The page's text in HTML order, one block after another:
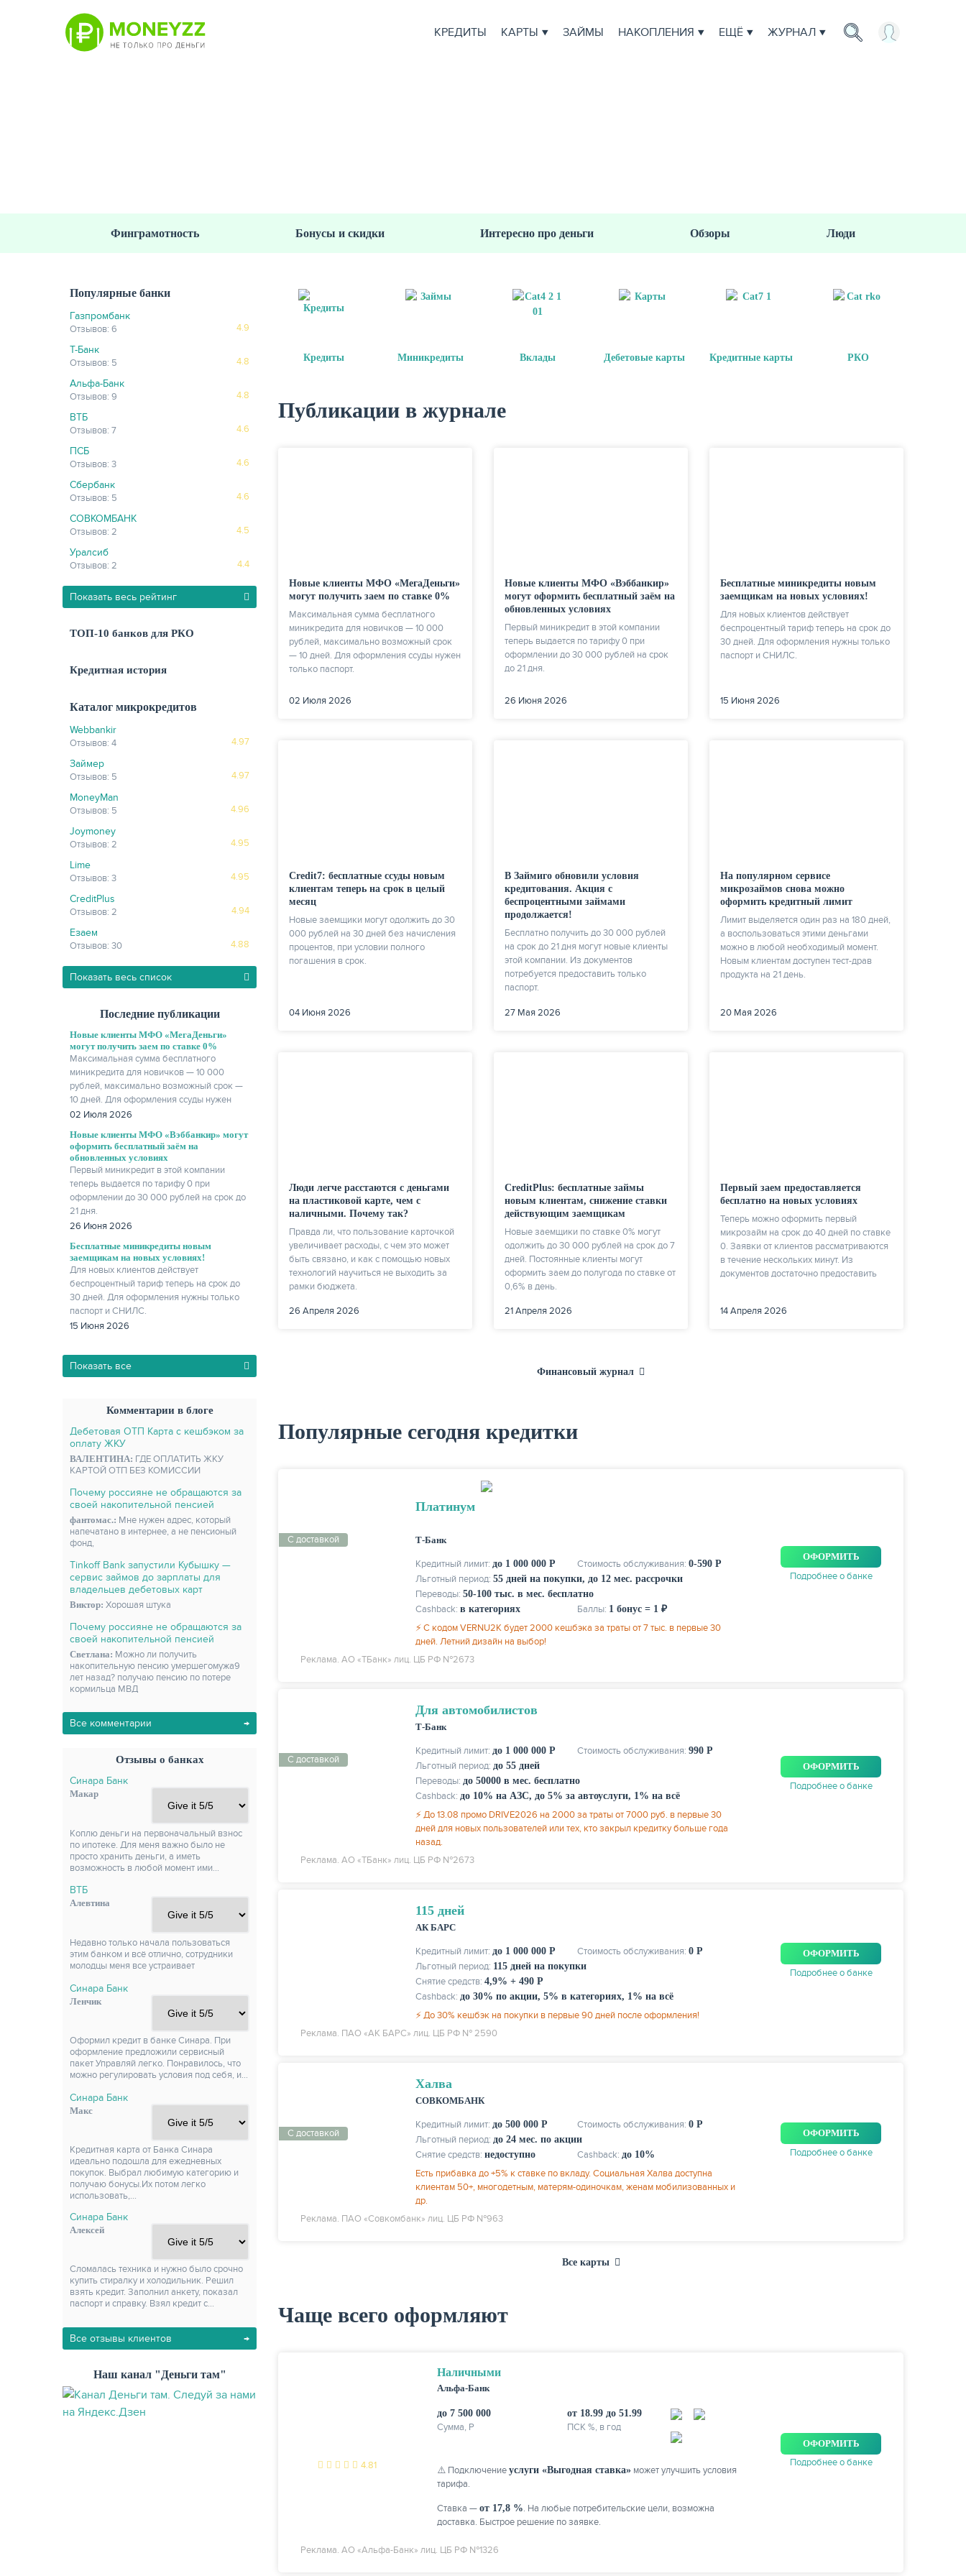
КРЕДИТЫ КАРТЫ ЗАЙМЫ НАКОПЛЕНИЯ ЕЩЁ ЖУРНАЛ
Финграмотность Бонусы и скидки Интересно про деньги Обзоры Люди
Популярные банки
Газпромбанк
4.9
Отзывов: 6
Т-Банк
4.8
Отзывов: 5
Альфа-Банк
4.8
Отзывов: 9
ВТБ
4.6
Отзывов: 7
ПСБ
4.6
Отзывов: 3
Сбербанк
4.6
Отзывов: 5
СОВКОМБАНК
4.5
Отзывов: 2
Уралсиб
4.4
Отзывов: 2
Показать весь рейтинг
ТОП-10 банков для РКО
Кредитная история
Каталог микрокредитов
Webbankir
4.97
Отзывов: 4
Займер
4.97
Отзывов: 5
MoneyMan
4.96
Отзывов: 5
Joymoney
4.95
Отзывов: 2
Lime
4.95
Отзывов: 3
CreditPlus
4.94
Отзывов: 2
Езаем
4.88
Отзывов: 30
Показать весь список
Последние публикации
Новые клиенты МФО «МегаДеньги»
могут получить заем по ставке 0%
Максимальная сумма бесплатного
миникредита для новичков — 10 000
рублей, максимально возможный срок —
10 дней. Для оформления ссуды нужен
только паспорт.
02 Июля 2026
Новые клиенты МФО «Вэббанкир» могут
оформить бесплатный заём на
обновленных условиях
Первый миникредит в этой компании
теперь выдается по тарифу 0 при
оформлении до 30 000 рублей на срок до
21 дня.
26 Июня 2026
Бесплатные миникредиты новым
заемщикам на новых условиях!
Для новых клиентов действует
беспроцентный тариф теперь на срок до
30 дней. Для оформления нужны только
паспорт и СНИЛС.
15 Июня 2026
Показать все
Комментарии в блоге
Дебетовая ОТП Карта с кешбэком за
оплату ЖКУ
ВАЛЕНТИНА: ГДЕ ОПЛАТИТЬ ЖКУ
КАРТОЙ ОТП БЕЗ КОМИССИИ
Почему россияне не обращаются за
своей накопительной пенсией
фантомас.: Мне нужен адрес, который
напечатано в интернее, а не пенсионый
фонд,
Tinkoff Bank запустили Кубышку —
сервис займов до зарплаты для
владельцев дебетовых карт
Виктор: Хорошая штука
Почему россияне не обращаются за
своей накопительной пенсией
Светлана: Можно ли получить
накопительную пенсию умершегомужа9
лет назад? получаю пенсию по потере
кормильца МВД
Все комментарии
Отзывы о банках
Синара Банк
Макар
Коплю деньги на первоначальный взнос
по ипотеке. Для меня важно было не
просто хранить деньги, а иметь
возможность в любой момент ими…
ВТБ
Алевтина
Недавно только начала пользоваться
этим банком и всё отлично, сотрудники
молодцы меня все устраивает
Синара Банк
Ленчик
Оформил кредит в банке Синара. При
оформление предложили сервисный
пакет Управляй легко. Понравилось, что
можно регулировать условия под себя, и…
Синара Банк
Макс
Кредитная карта от Банка Синара
идеально подошла для ежедневных
покупок. Выбрал любимую категорию и
получаю бонусы.Их потом легко
использовать,…
Синара Банк
Алексей
Сломалась техника и нужно было срочно
купить стиралку и холодильник. Решил
взять кредит. Заполнил анкету, показал
паспорт и справку. Взял кредит с…
Все отзывы клиентов
Наш канал "Деньги там"
Кредиты Миникредиты Вклады Дебетовые карты Кредитные карты РКО
Публикации в журнале
Новые клиенты МФО «МегаДеньги»
могут получить заем по ставке 0%
Максимальная сумма бесплатного
миникредита для новичков — 10 000
рублей, максимально возможный срок
— 10 дней. Для оформления ссуды нужен
только паспорт.
02 Июля 2026
Новые клиенты МФО «Вэббанкир»
могут оформить бесплатный заём на
обновленных условиях
Первый миникредит в этой компании
теперь выдается по тарифу 0 при
оформлении до 30 000 рублей на срок
до 21 дня.
26 Июня 2026
Бесплатные миникредиты новым
заемщикам на новых условиях!
Для новых клиентов действует
беспроцентный тариф теперь на срок до
30 дней. Для оформления нужны только
паспорт и СНИЛС.
15 Июня 2026
Credit7: бесплатные ссуды новым
клиентам теперь на срок в целый
месяц
Новые заемщики могут одолжить до 30
000 рублей на 30 дней без начисления
процентов, при условии полного
погашения в срок.
04 Июня 2026
В Займиго обновили условия
кредитования. Акция с
беспроцентными займами
продолжается!
Бесплатно получить до 30 000 рублей
на срок до 21 дня могут новые клиенты
этой компании. Из документов
потребуется предоставить только
паспорт.
27 Мая 2026
На популярном сервисе
микрозаймов снова можно
оформить кредитный лимит
Лимит выделяется один раз на 180 дней,
а воспользоваться этими деньгами
можно в любой необходимый момент.
Новым клиентам доступен тест-драв
продукта на 21 день.
20 Мая 2026
Люди легче расстаются с деньгами
на пластиковой карте, чем с
наличными. Почему так?
Правда ли, что пользование карточкой
увеличивает расходы, с чем это может
быть связано, и как с помощью новых
технологий научиться не выходить за
рамки бюджета.
26 Апреля 2026
CreditPlus: бесплатные займы
новым клиентам, снижение ставки
действующим заемщикам
Новые заемщики по ставке 0% могут
одолжить до 30 000 рублей на срок до 7
дней. Постоянные клиенты могут
оформить заем до полугода по ставке от
0,6% в день.
21 Апреля 2026
Первый заем предоставляется
бесплатно на новых условиях
Теперь можно оформить первый
микрозайм на срок до 40 дней по ставке
0. Заявки от клиентов рассматриваются
в течение нескольких минут. Из
документов достаточно предоставить
14 Апреля 2026
Финансовый журнал
Популярные сегодня кредитки
Платинум
С доставкой Т-Банк
Кредитный лимит: до 1 000 000 Р Стоимость обслуживания: 0-590 Р
Льготный период: 55 дней на покупки, до 12 мес. рассрочки
Переводы: 50-100 тыс. в мес. бесплатно
Cashback: в категориях Баллы: 1 бонус = 1 ₽
⚡ С кодом VERNU2K будет 2000 кешбэка за траты от 7 тыс. в первые 30
дней. Летний дизайн на выбор!
ОФОРМИТЬ
Подробнее о банке
Реклама. АО «ТБанк» лиц. ЦБ РФ №2673
Для автомобилистов
С доставкой
Т-Банк
Кредитный лимит: до 1 000 000 Р Стоимость обслуживания: 990 Р
Льготный период: до 55 дней
Переводы: до 50000 в мес. бесплатно
Cashback: до 10% на АЗС, до 5% за автоуслуги, 1% на всё
⚡ До 13.08 промо DRIVE2026 на 2000 за траты от 7000 руб. в первые 30
дней для новых пользователей или тех, кто закрыл кредитку больше года
назад.
ОФОРМИТЬ
Подробнее о банке
Реклама. АО «ТБанк» лиц. ЦБ РФ №2673
115 дней
АК БАРС
Кредитный лимит: до 1 000 000 Р Стоимость обслуживания: 0 Р
Льготный период: 115 дней на покупки
Снятие средств: 4,9% + 490 Р
Cashback: до 30% по акции, 5% в категориях, 1% на всё
⚡ До 30% кешбэк на покупки в первые 90 дней после оформления!
ОФОРМИТЬ
Подробнее о банке
Реклама. ПАО «АК БАРС» лиц. ЦБ РФ № 2590
Халва
С доставкой
СОВКОМБАНК
Кредитный лимит: до 500 000 Р Стоимость обслуживания: 0 Р
Льготный период: до 24 мес. по акции
Снятие средств: недоступно Cashback: до 10%
Есть прибавка до +5% к ставке по вкладу. Социальная Халва доступна
клиентам 50+, многодетным, матерям-одиночкам, женам мобилизованных и
др.
ОФОРМИТЬ
Подробнее о банке
Реклама. ПАО «Совкомбанк» лиц. ЦБ РФ №963
Все карты
Чаще всего оформляют
4.81
Наличными
Альфа-Банк
до 7 500 000
Сумма, P
от 18.99 до 51.99
ПСК %, в год
⚠️ Подключение услуги «Выгодная ставка» может улучшить условия
тарифа.
Ставка — от 17,8 %. На любые потребительские цели, возможна
доставка. Быстрое решение по заявке.
ОФОРМИТЬ
Подробнее о банке
Реклама. АО «Альфа-Банк» лиц. ЦБ РФ №1326